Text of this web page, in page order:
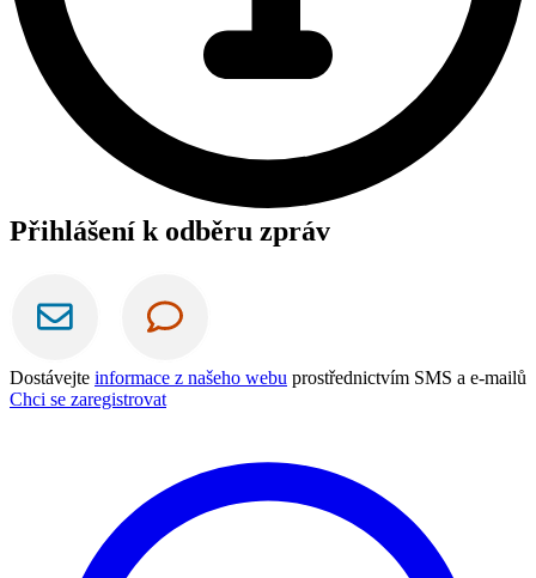
Přihlášení k odběru zpráv
Dostávejte informace z našeho webu prostřednictvím SMS a e-mailů
Chci se zaregistrovat